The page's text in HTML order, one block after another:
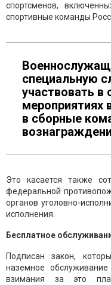
спортсменов,
спортивные команды
специальную
участвовать в
мероприятиях
в сборные
Это касается также
федеральной
органов уголовно-
исполнения.
Бесплатное
Подписан закон,
наземное
взимания за это